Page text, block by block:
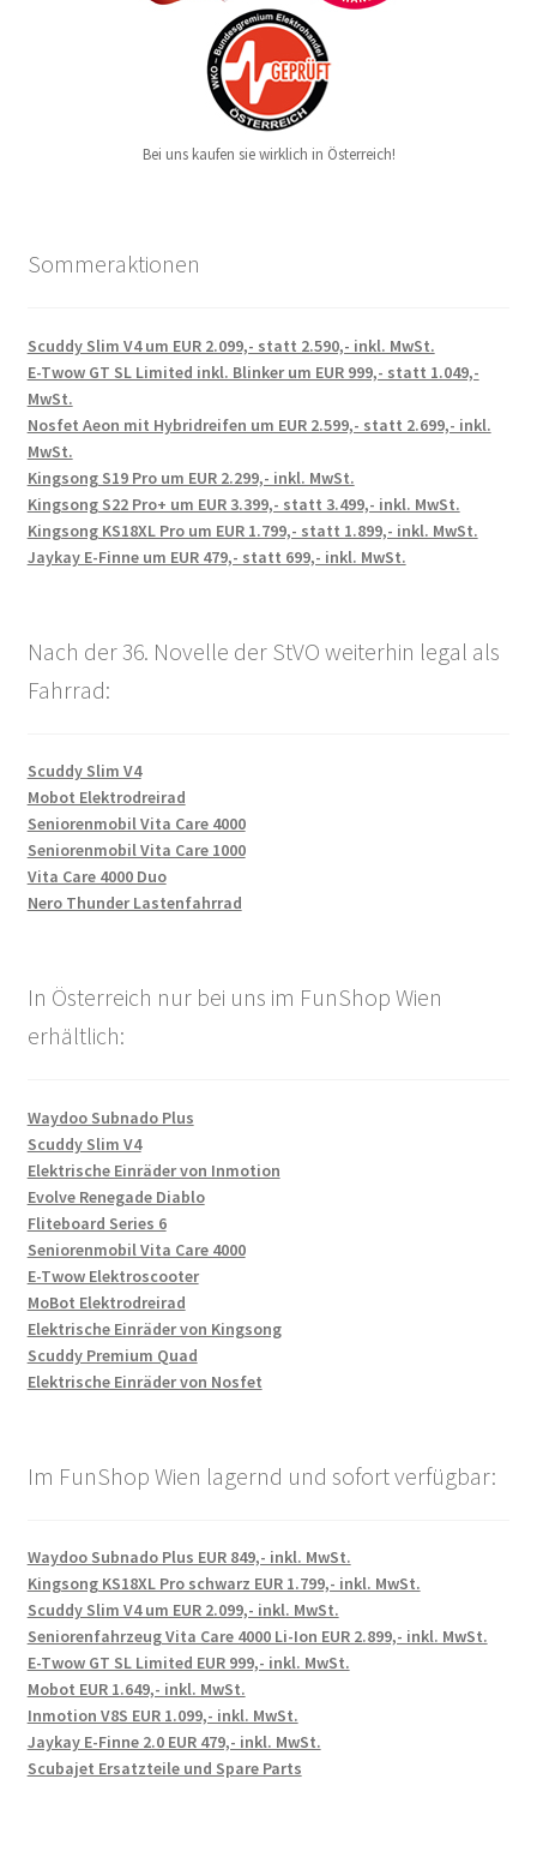
Bei uns kaufen sie wirklich in Österreich!
Sommeraktionen
Scuddy Slim V4 um EUR 2.099,- statt 2.590,- inkl. MwSt.
E-Twow GT SL Limited inkl. Blinker um EUR 999,- statt 1.049,-
MwSt.
Nosfet Aeon mit Hybridreifen um EUR 2.599,- statt 2.699,- inkl.
MwSt.
Kingsong S19 Pro um EUR 2.299,- inkl. MwSt.
Kingsong S22 Pro+ um EUR 3.399,- statt 3.499,- inkl. MwSt.
Kingsong KS18XL Pro um EUR 1.799,- statt 1.899,- inkl. MwSt.
Jaykay E-Finne um EUR 479,- statt 699,- inkl. MwSt.
Nach der 36. Novelle der StVO weiterhin legal als
Fahrrad:
Scuddy Slim V4
Mobot Elektrodreirad
Seniorenmobil Vita Care 4000
Seniorenmobil Vita Care 1000
Vita Care 4000 Duo
Nero Thunder Lastenfahrrad
In Österreich nur bei uns im FunShop Wien
erhältlich:
Waydoo Subnado Plus
Scuddy Slim V4
Elektrische Einräder von Inmotion
Evolve Renegade Diablo
Fliteboard Series 6
Seniorenmobil Vita Care 4000
E-Twow Elektroscooter
MoBot Elektrodreirad
Elektrische Einräder von Kingsong
Scuddy Premium Quad
Elektrische Einräder von Nosfet
Im FunShop Wien lagernd und sofort verfügbar:
Waydoo Subnado Plus EUR 849,- inkl. MwSt.
Kingsong KS18XL Pro schwarz EUR 1.799,- inkl. MwSt.
Scuddy Slim V4 um EUR 2.099,- inkl. MwSt.
Seniorenfahrzeug Vita Care 4000 Li-Ion EUR 2.899,- inkl. MwSt.
E-Twow GT SL Limited EUR 999,- inkl. MwSt.
Mobot EUR 1.649,- inkl. MwSt.
Inmotion V8S EUR 1.099,- inkl. MwSt.
Jaykay E-Finne 2.0 EUR 479,- inkl. MwSt.
Scubajet Ersatzteile und Spare Parts